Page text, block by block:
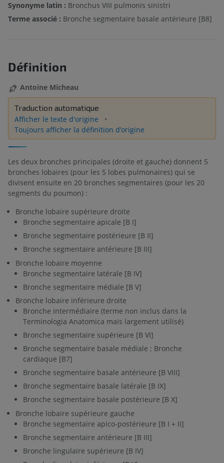
Synonyme latin : Bronchus VIII pulmonis sinistri
Terme associé : Bronche segmentaire basale antérieure [B8]
Définition
Antoine Micheau
Traduction automatique
Afficher le texte d'origine
Toujours afficher la définition d’origine
Les deux bronches principales (droite et gauche) donnent 5
bronches lobaires (pour les 5 lobes pulmonaires) qui se
divisent ensuite en 20 bronches segmentaires (pour les 20
segments du poumon) :
Bronche lobaire supérieure droite
Bronche segmentaire apicale [B I]
Bronche segmentaire postérieure [B II]
Bronche segmentaire antérieure [B III]
Bronche lobaire moyenne
Bronche segmentaire latérale [B IV]
Bronche segmentaire médiale [B V]
Bronche lobaire inférieure droite
Bronche intermédiaire (terme non inclus dans la
Terminologia Anatomica mais largement utilisé)
Bronche segmentaire supérieure [B VI]
Bronche segmentaire basale médiale ; Bronche
cardiaque [B7]
Bronche segmentaire basale antérieure [B VIII]
Bronche segmentaire basale latérale [B IX]
Bronche segmentaire basale postérieure [B X]
Bronche lobaire supérieure gauche
Bronche segmentaire apico-postérieure [B I + II]
Bronche segmentaire antérieure [B III]
Bronche lingulaire supérieure [B IV]